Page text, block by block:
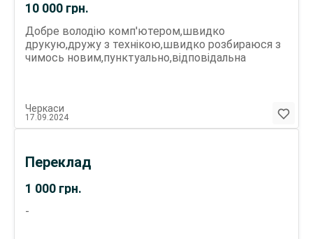
10 000 грн.
Добре володію комп'ютером,швидко
друкую,дружу з технікою,швидко розбираюся з
чимось новим,пунктуально,відповідальна
Черкаси
17.09.2024
1 000 грн.
Переклад
-